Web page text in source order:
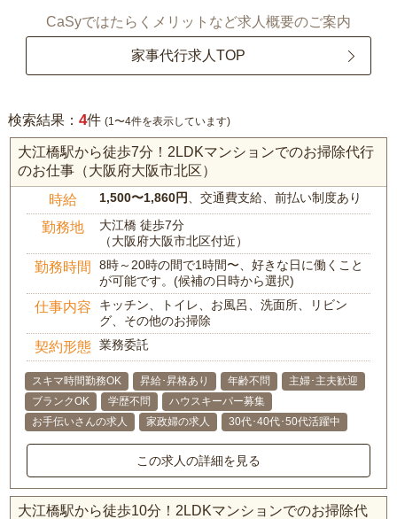
CaSyではたらくメリットなど求人概要のご案内
家事代行求人TOP
検索結果： 4件 (1〜4件を表示しています)
大江橋駅から徒歩7分！2LDKマンションでのお掃除代行
のお仕事（大阪府大阪市北区）
時給 1,500〜1,860円 、交通費支給、前払い制度あり
勤務地
大江橋 徒歩7分
（大阪府大阪市北区付近）
勤務時間
8時～20時の間で1時間〜、好きな日に働くこと
が可能です。(候補の日時から選択)
仕事内容
キッチン、トイレ、お風呂、洗面所、リビン
グ、その他のお掃除
契約形態 業務委託
スキマ時間勤務OK 昇給･昇格あり 年齢不問
主婦･主夫歓迎
ブランクOK
学歴不問
ハウスキーパー募集
お手伝いさんの求人
家政婦の求人 30代･40代･50代活躍中
この求人の詳細を見る
大江橋駅から徒歩10分！2LDKマンションでのお掃除代